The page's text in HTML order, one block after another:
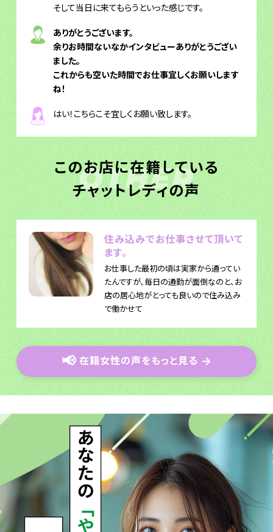
そして当日に来てもらうといった感じです。
ありがとうございます。
余りお時間ないなかインタビューありがとうござい
ました。
これからも空いた時間でお仕事宜しくお願いします
ね！
はい！こちらこそ宜しくお願い致します。
このお店に在籍している
チャットレディの声
OTHER
住み込みでお仕事させて頂いて
ます。
お仕事した最初の頃は実家から通ってい
たんですが、毎日の通勤が面倒なのと、お
店の居心地がとっても良いので住み込み
で働かせて
📢 在籍女性の声をもっと見る →